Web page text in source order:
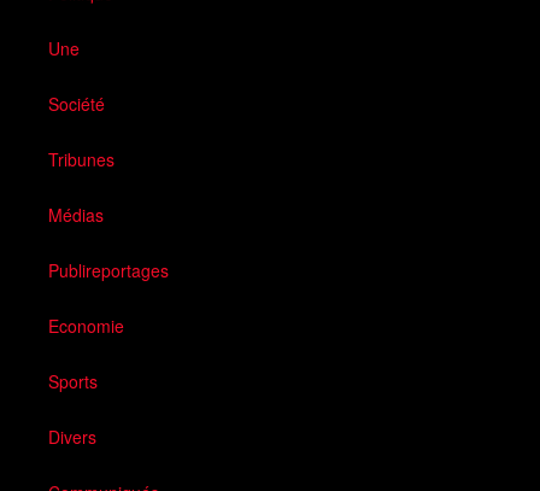
Une
Société
Tribunes
Médias
Publireportages
Economie
Sports
Divers